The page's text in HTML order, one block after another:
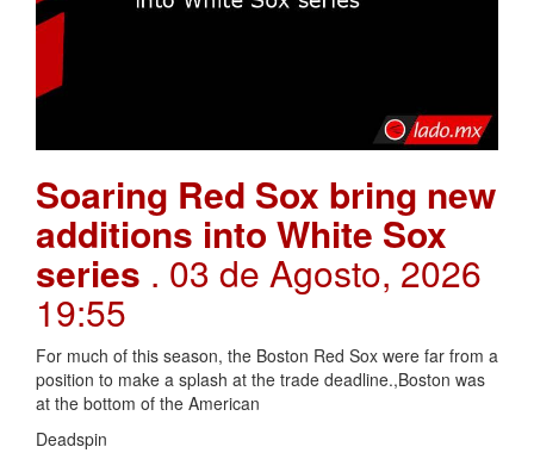
Soaring Red Sox bring new
additions into White Sox
series . 03 de Agosto, 2026
19:55
For much of this season, the Boston Red Sox were far from a
position to make a splash at the trade deadline.,Boston was
at the bottom of the American
Deadspin